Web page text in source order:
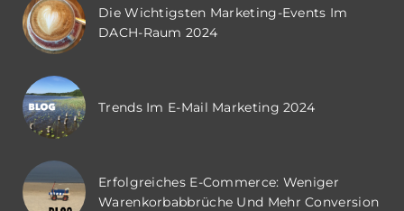
Die Wichtigsten Marketing-Events Im
DACH-Raum 2024
Trends Im E-Mail Marketing 2024
Erfolgreiches E-Commerce: Weniger
Warenkorbabbrüche Und Mehr Conversion